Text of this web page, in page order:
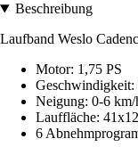
Beschreibung
Laufband Weslo
Motor: 1,75 PS
Geschwindigkeit:
Neigung: 0-6 km/
Lauffläche:
6